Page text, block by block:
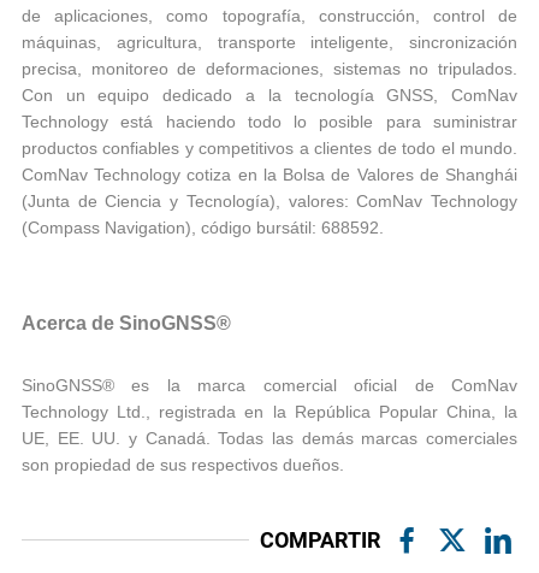
de aplicaciones, como topografía, construcción, control de
máquinas, agricultura, transporte inteligente, sincronización
precisa, monitoreo de deformaciones, sistemas no tripulados.
Con un equipo dedicado a la tecnología GNSS, ComNav
Technology está haciendo todo lo posible para suministrar
productos confiables y competitivos a clientes de todo el mundo.
ComNav Technology cotiza en la Bolsa de Valores de Shanghái
(Junta de Ciencia y Tecnología), valores: ComNav Technology
(Compass Navigation), código bursátil: 688592.
Acerca de SinoGNSS®
SinoGNSS® es la marca comercial oficial de ComNav
Technology Ltd., registrada en la República Popular China, la
UE, EE. UU. y Canadá. Todas las demás marcas comerciales
son propiedad de sus respectivos dueños.
COMPARTIR